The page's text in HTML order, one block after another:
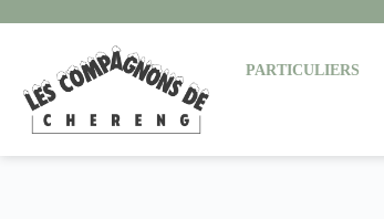
PARTICULIERS